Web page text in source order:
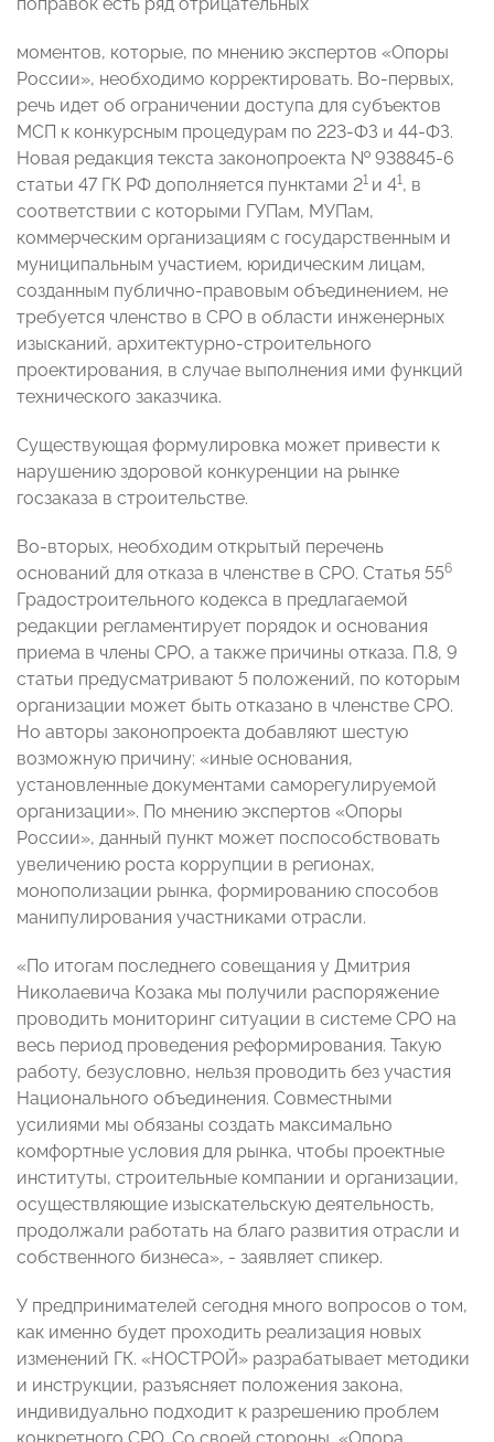
моментов, которые, по мнению экспертов «Опоры
России», необходимо корректировать. Во-первых,
речь идет об ограничении доступа для субъектов
МСП к конкурсным процедурам по 223-ФЗ и 44-ФЗ.
Новая редакция текста законопроекта № 938845-6
статьи 47 ГК РФ дополняется пунктами 21 и 41, в
соответствии с которыми ГУПам, МУПам,
коммерческим организациям с государственным и
муниципальным участием, юридическим лицам,
созданным публично-правовым объединением, не
требуется членство в СРО в области инженерных
изысканий, архитектурно-строительного
проектирования, в случае выполнения ими функций
технического заказчика.
Существующая формулировка может привести к
нарушению здоровой конкуренции на рынке
госзаказа в строительстве.
Во-вторых, необходим открытый перечень
оснований для отказа в членстве в СРО. Статья 556
Градостроительного кодекса в предлагаемой
редакции регламентирует порядок и основания
приема в члены СРО, а также причины отказа. П.8, 9
статьи предусматривают 5 положений, по которым
организации может быть отказано в членстве СРО.
Но авторы законопроекта добавляют шестую
возможную причину: «иные основания,
установленные документами саморегулируемой
организации». По мнению экспертов «Опоры
России», данный пункт может поспособствовать
увеличению роста коррупции в регионах,
монополизации рынка, формированию способов
манипулирования участниками отрасли.
«По итогам последнего совещания у Дмитрия
Николаевича Козака мы получили распоряжение
проводить мониторинг ситуации в системе СРО на
весь период проведения реформирования. Такую
работу, безусловно, нельзя проводить без участия
Национального объединения. Совместными
усилиями мы обязаны создать максимально
комфортные условия для рынка, чтобы проектные
институты, строительные компании и организации,
осуществляющие изыскательскую деятельность,
продолжали работать на благо развития отрасли и
собственного бизнеса», - заявляет спикер.
У предпринимателей сегодня много вопросов о том,
как именно будет проходить реализация новых
изменений ГК. «НОСТРОЙ» разрабатывает методики
и инструкции, разъясняет положения закона,
индивидуально подходит к разрешению проблем